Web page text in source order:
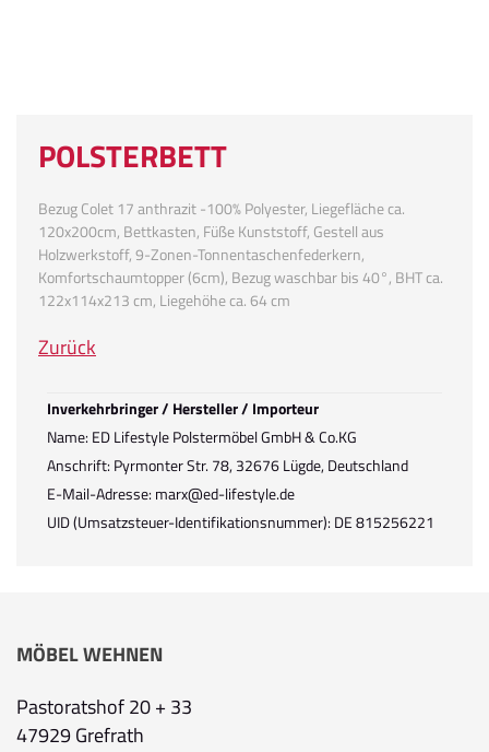
POLSTERBETT
Bezug Colet 17 anthrazit -100% Polyester, Liegefläche ca.
120x200cm, Bettkasten, Füße Kunststoff, Gestell aus
Holzwerkstoff, 9-Zonen-Tonnentaschenfederkern,
Komfortschaumtopper (6cm), Bezug waschbar bis 40°, BHT ca.
122x114x213 cm, Liegehöhe ca. 64 cm
Zurück
Inverkehrbringer / Hersteller / Importeur
Name: ED Lifestyle Polstermöbel GmbH & Co.KG
Anschrift: Pyrmonter Str. 78, 32676 Lügde, Deutschland
E-Mail-Adresse: marx@ed-lifestyle.de
UID (Umsatzsteuer-Identifikationsnummer): DE 815256221
MÖBEL WEHNEN
Pastoratshof 20 + 33
47929 Grefrath